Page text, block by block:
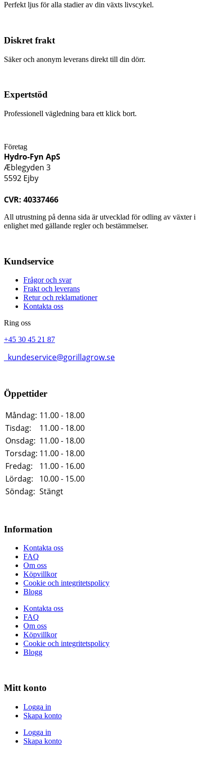
Perfekt ljus för alla stadier av din växts livscykel.
Diskret frakt
Säker och anonym leverans direkt till din dörr.
Expertstöd
Professionell vägledning bara ett klick bort.
Företag
Hydro-Fyn ApS
Æblegyden 3
5592 Ejby
CVR: 40337466
All utrustning på denna sida är utvecklad för odling av växter i
enlighet med gällande regler och bestämmelser.
Kundservice
Frågor och svar
Frakt och leverans
Retur och reklamationer
Kontakta oss
Ring oss
+45 30 45 21 87
kundeservice@gorillagrow.se
Öppettider
Måndag: 11.00 - 18.00
Tisdag:
11.00 - 18.00
Onsdag: 11.00 - 18.00
Torsdag: 11.00 - 18.00
Fredag:
11.00 - 16.00
Lördag:
10.00 - 15.00
Söndag: Stängt
Information
Kontakta oss
FAQ
Om oss
Köpvillkor
Cookie och integritetspolicy
Blogg
Kontakta oss
FAQ
Om oss
Köpvillkor
Cookie och integritetspolicy
Blogg
Mitt konto
Logga in
Skapa konto
Logga in
Skapa konto